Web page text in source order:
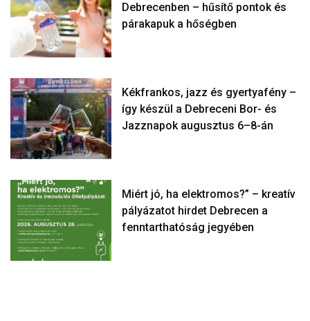
Debrecenben – hűsítő pontok és
párakapuk a hőségben
Kékfrankos, jazz és gyertyafény –
így készül a Debreceni Bor- és
Jazznapok augusztus 6–8-án
Miért jó, ha elektromos?” – kreatív
pályázatot hirdet Debrecen a
fenntarthatóság jegyében